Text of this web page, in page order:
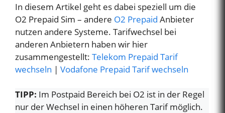
In diesem Artikel geht es dabei speziell um die
O2 Prepaid Sim – andere O2 Prepaid Anbieter
nutzen andere Systeme. Tarifwechsel bei
anderen Anbietern haben wir hier
zusammengestellt: Telekom Prepaid Tarif
wechseln | Vodafone Prepaid Tarif wechseln
TIPP: Im Postpaid Bereich bei O2 ist in der Regel
nur der Wechsel in einen höheren Tarif möglich.